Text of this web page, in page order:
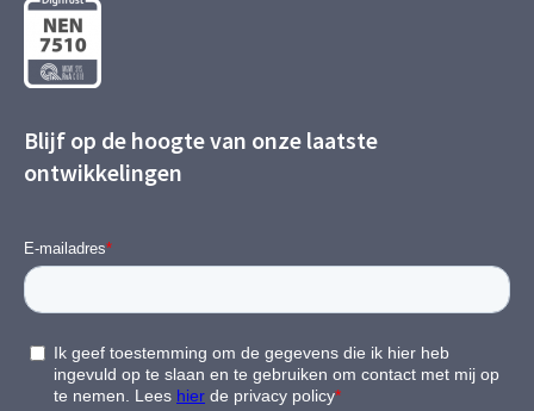
Blijf op de hoogte van onze laatste
ontwikkelingen